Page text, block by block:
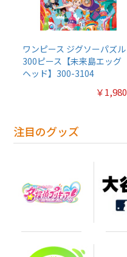
ワンピース ジグソーパズル
300ピース【未来島エッグ
ヘッド】300-3104
￥1,980
注目のグッズ